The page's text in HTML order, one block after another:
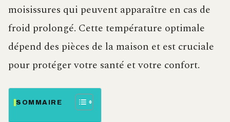
moisissures qui peuvent apparaître en cas de
froid prolongé. Cette température optimale
dépend des pièces de la maison et est cruciale
pour protéger votre santé et votre confort.
SOMMAIRE